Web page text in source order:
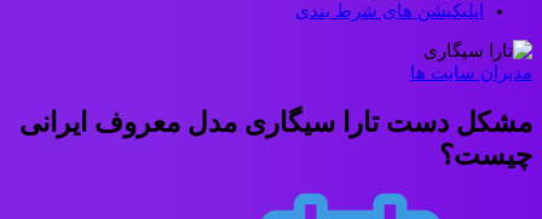
اپلیکیشن های شرط بندی
مدیران سایت ها
مشکل دست تارا سیگاری مدل معروف ایرانی
چیست؟